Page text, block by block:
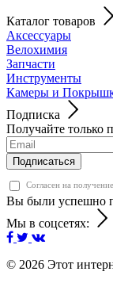
Каталог товаров
Аксессуары
Велохимия
Запчасти
Инструменты
Камеры и
Подписка
Получайте только
Подписаться
Согласен на
Вы были успешно
Мы в соцсетях:
© 2026 Этот